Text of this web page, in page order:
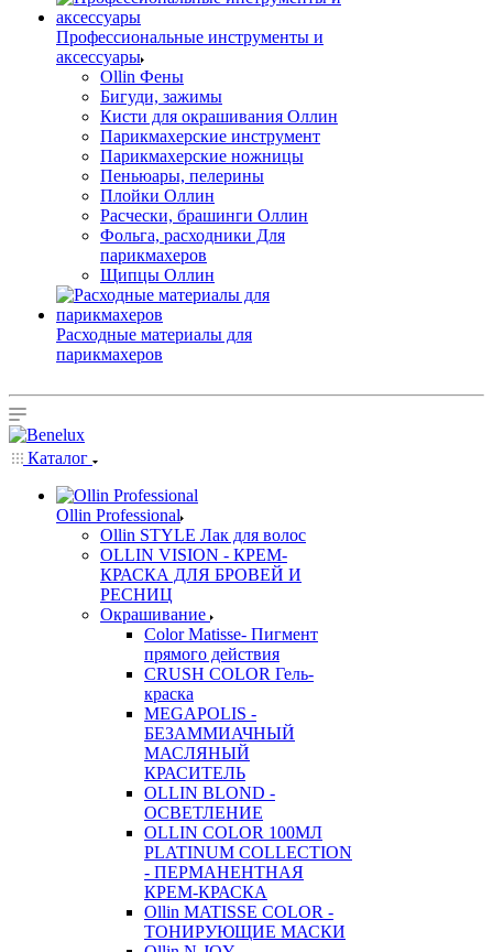
Профессиональные инструменты и
аксессуары
Ollin Фены
Бигуди, зажимы
Кисти для окрашивания Оллин
Парикмахерские инструмент
Парикмахерские ножницы
Пеньюары, пелерины
Плойки Оллин
Расчески, брашинги Оллин
Фольга, расходники Для
парикмахеров
Щипцы Оллин
Расходные материалы для
парикмахеров
Каталог
Ollin Professional
Ollin STYLE Лак для волос
OLLIN VISION - КРЕМ-
КРАСКА ДЛЯ БРОВЕЙ И
РЕСНИЦ
Окрашивание
Color Matisse- Пигмент
прямого действия
CRUSH COLOR Гель-
краска
MEGAPOLIS -
БЕЗАММИАЧНЫЙ
МАСЛЯНЫЙ
КРАСИТЕЛЬ
OLLIN BLOND -
ОСВЕТЛЕНИЕ
OLLIN COLOR 100МЛ
PLATINUM COLLECTION
- ПЕРМАНЕНТНАЯ
КРЕМ-КРАСКА
Ollin MATISSE COLOR -
ТОНИРУЮЩИЕ МАСКИ